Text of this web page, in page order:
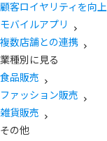
顧客ロイヤリティを向上
モバイルアプリ
複数店舗との連携
業種別に見る
食品販売
ファッション販売
雑貨販売
その他